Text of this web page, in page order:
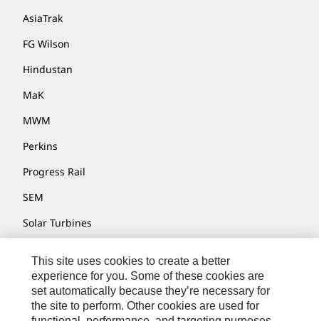
AsiaTrak
FG Wilson
Hindustan
MaK
MWM
Perkins
Progress Rail
SEM
Solar Turbines
Turner Powertrain Systems
This site uses cookies to create a better
experience for you. Some of these cookies are
set automatically because they’re necessary for
the site to perform. Other cookies are used for